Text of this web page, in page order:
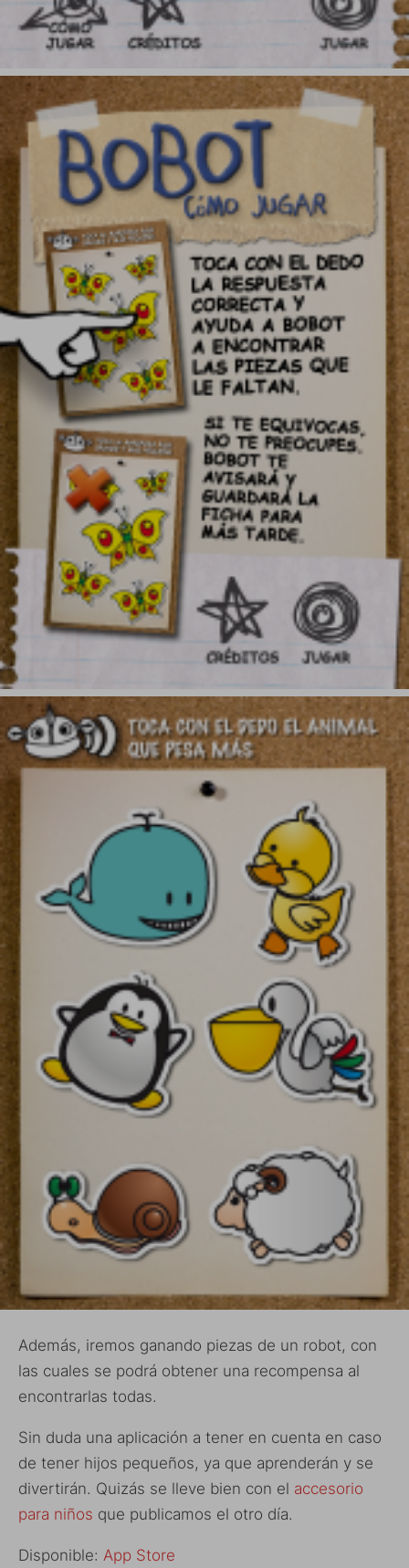
Además, iremos ganando piezas de un robot, con
las cuales se podrá obtener una recompensa al
encontrarlas todas.
Sin duda una aplicación a tener en cuenta en caso
de tener hijos pequeños, ya que aprenderán y se
divertirán. Quizás se lleve bien con el accesorio
para niños que publicamos el otro día.
Disponible: App Store